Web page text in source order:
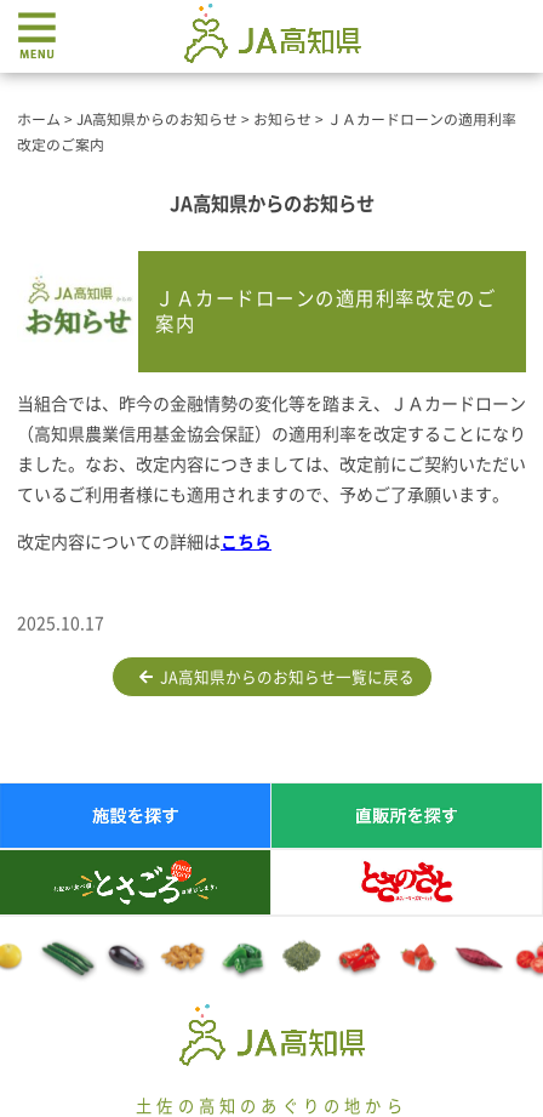
ホーム > JA高知県からのお知らせ > お知らせ >
ＪＡカードローンの適用利率
改定のご案内
JA高知県からのお知らせ
ＪＡカードローンの適用利率改定のご
案内
当組合では、昨今の金融情勢の変化等を踏まえ、ＪＡカードローン
（高知県農業信用基金協会保証）の適用利率を改定することになり
ました。なお、改定内容につきましては、改定前にご契約いただい
ているご利用者様にも適用されますので、予めご了承願います。
改定内容についての詳細は こちら
2025.10.17
JA高知県からのお知らせ一覧に戻る
土佐の高知のあぐりの地から